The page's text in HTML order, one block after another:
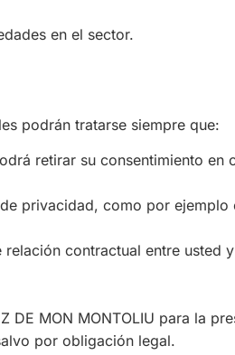
en el sector.
podrán tratarse siempre que:
retirar su consentimiento en
privacidad, como por
contractual entre usted
DE MON MONTOLIU para la
por obligación legal.